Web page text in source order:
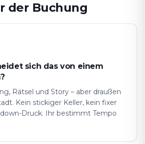
der Buchung
sich das von einem
Rätsel und Story – aber draußen
Kein stickiger Keller, kein fixer
Druck. Ihr bestimmt Tempo